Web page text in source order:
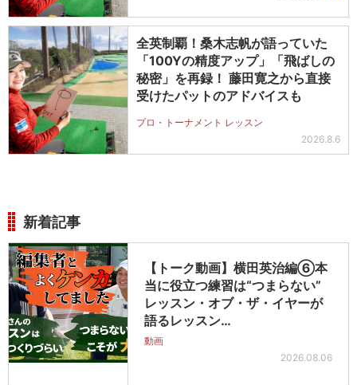
全英制覇！桑木志帆が語っていた
「100Yの精度アップ」「飛ばしの
秘密」を再録！ 藤田寛之から直接
受けたパットのアドバイスも
プロ・トーナメント レッスン
2026.8.6
新着記事
【トーク動画】横田英治編⑥本
当に役立つ練習は“つまらない”
レッスン・オブ・ザ・イヤーが
語るレッスン…
動画
2026.08.06